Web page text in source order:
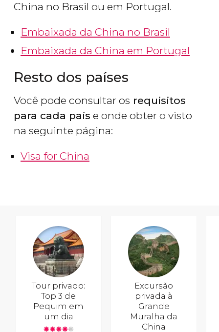
China no Brasil ou em Portugal.
Embaixada da China no Brasil
Embaixada da China em Portugal
Resto dos países
Você pode consultar os requisitos
para cada país e onde obter o visto
na seguinte página:
Visa for China
Tour privado:
Top 3 de
Pequim em
um dia
Excursão
privada à
Grande
Muralha da
China